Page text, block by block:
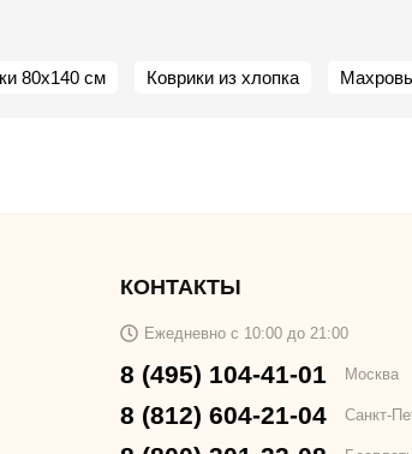
80х140 см Коврики из хлопка
КОНТАКТЫ
Ежедневно с 10:00 до 21:00
8 (495) 104-41-01 Москва
8 (812) 604-21-04 Санкт-